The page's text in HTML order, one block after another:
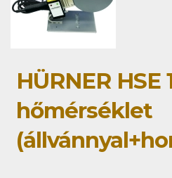
HÜRNER HSE
hőmérséklet